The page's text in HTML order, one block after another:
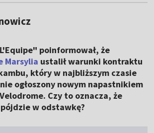
poinformował, że
Marsylia ustalił warunki kontraktu
który w najbliższym czasie
ogłoszony nowym napastnikiem
Czy to oznacza, że
pójdzie w odstawkę?